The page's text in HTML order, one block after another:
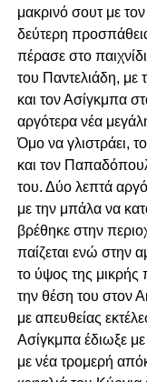
μακρινό σουτ με
δεύτερη
πέρασε στο
του Παντελιάδη, με
και τον Ασίγκμπα
αργότερα νέα
Όμο να γλιστράει,
και τον
του. Δύο λεπτά
με την μπάλα να
βρέθηκε στην
παίζεται ενώ
το ύψος της
την θέση του στον
με απευθείας
Ασίγκμπα έδιωξε
με νέα τρομερή